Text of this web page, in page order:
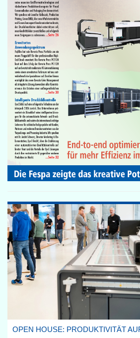
OPEN HOUSE: PRODUKTIVITÄT